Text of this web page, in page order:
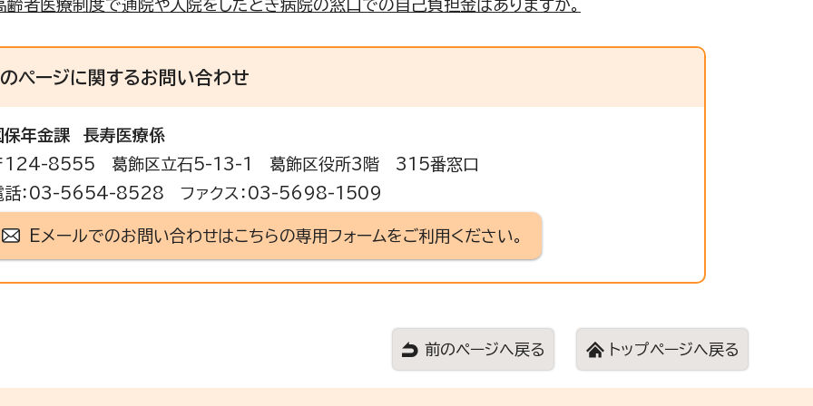
齢者医療制度で通院や入院をしたとき病院の窓口での自己負担金はありますか。
ページに関するお問い合わせ
保年金課
長寿医療係
124-8555 葛飾区立石5-13-1 葛飾区役所3階 315番窓口
話：03-5654-8528 ファクス：03-5698-1509
Eメールでのお問い合わせはこちらの専用フォームをご利用ください。
前のページへ戻る トップページへ戻る